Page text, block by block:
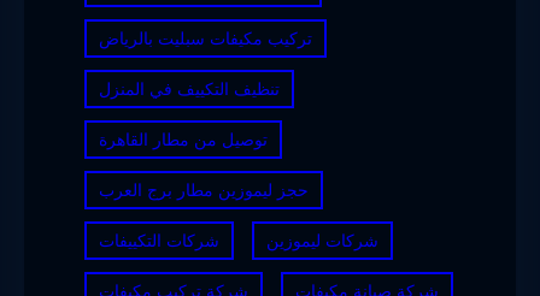
تركيب مكيفات سبليت بالرياض
تنظيف التكييف في المنزل
توصيل من مطار القاهرة
حجز ليموزين مطار برج العرب
شركات التكييفات شركات ليموزين
شركة تركيب مكيفات شركة صيانة مكيفات